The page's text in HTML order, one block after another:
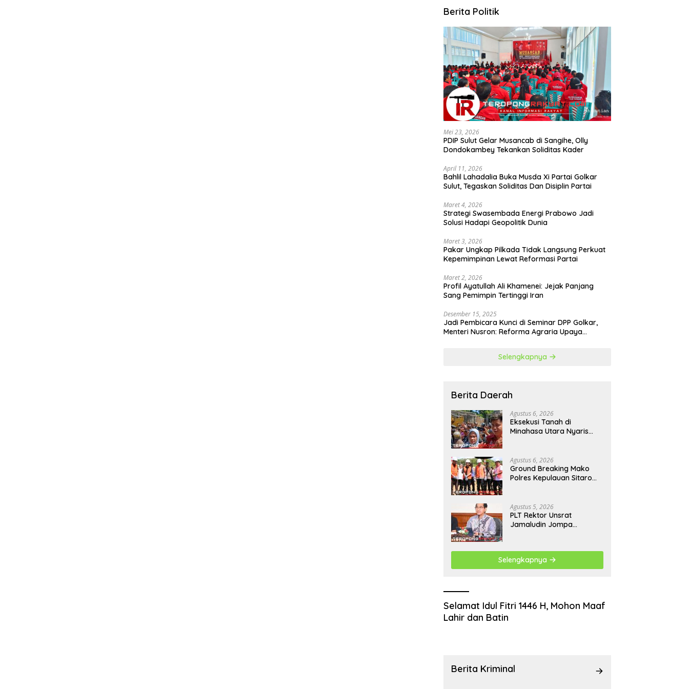
Berita Politik
Mei 23, 2026
PDIP Sulut Gelar Musancab di Sangihe, Olly
Dondokambey Tekankan Soliditas Kader
April 11, 2026
Bahlil Lahadalia Buka Musda Xi Partai Golkar
Sulut, Tegaskan Soliditas Dan Disiplin Partai
Maret 4, 2026
Strategi Swasembada Energi Prabowo Jadi
Solusi Hadapi Geopolitik Dunia
Maret 3, 2026
Pakar Ungkap Pilkada Tidak Langsung Perkuat
Kepemimpinan Lewat Reformasi Partai
Maret 2, 2026
Profil Ayatullah Ali Khamenei: Jejak Panjang
Sang Pemimpin Tertinggi Iran
Desember 15, 2025
Jadi Pembicara Kunci di Seminar DPP Golkar,
Menteri Nusron: Reforma Agraria Upaya
Selengkapnya
Berita Daerah
Agustus 6, 2026
Eksekusi Tanah di
Minahasa Utara Nyaris
Hukum!
Agustus 6, 2026
Ground Breaking Mako
Polres Kepulauan Sitaro
Agustus 5, 2026
​PLT Rektor Unsrat
Jamaludin Jompa
Selengkapnya
Selamat Idul Fitri 1446 H, Mohon Maaf
Lahir dan Batin
Berita Kriminal